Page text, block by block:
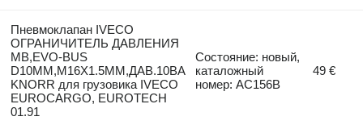
Пневмоклапан IVECO
ОГРАНИЧИТЕЛЬ ДАВЛЕНИЯ
MB,EVO-BUS
D10MM,M16X1.5MM,ДАВ.10BA
KNORR для грузовика IVECO
EUROCARGO, EUROTECH
01.91
Состояние: новый,
каталожный
номер: AC156B
49 €